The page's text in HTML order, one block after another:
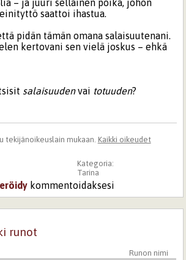
– ja juuri sellainen poika, johon
saattoi ihastua.
pidän tämän omana salaisuutenani.
kertovani sen vielä joskus – ehkä
salaisuudenvai totuuden?
tekijänoikeuslain mukaan. Kaikki oikeudet
Kategoria:
Tarina
kommentoidaksesi
runot
Runon nimi